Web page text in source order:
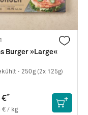
*
/ kg
Burger »Large«
· 250g (2x 125g)
€*
€ / kg